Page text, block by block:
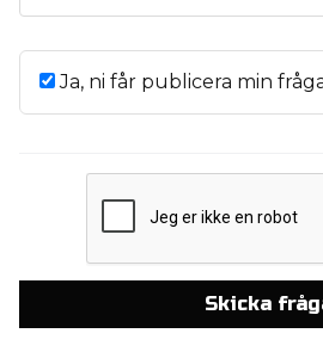
Ja, ni får publicera min
Skicka